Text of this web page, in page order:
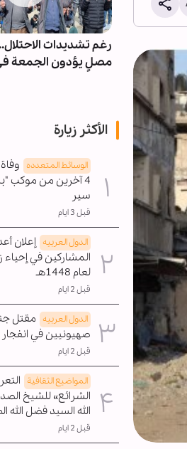
من
أو العكس
مصلٍ يؤدون الجمعة
الأكثر زيارة
الوسائط المتعدده
4 آخرين من موكب
سير
قبل 3 ايام
الدول العربیه إعلان
المشاركين في إحياء
لعام 1448هـ
قبل 2 ايام
الدول العربیه مقتل
صهيونيين في
قبل 2 ايام
المواضیع الثقافية
الشرائع» للشيخ
الله السيد فضل الله
قبل 2 ايام